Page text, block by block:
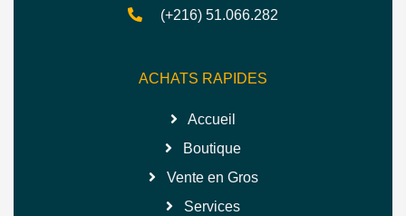
(+216) 51.066.282
ACHATS RAPIDES
Accueil
Boutique
Vente en Gros
Services